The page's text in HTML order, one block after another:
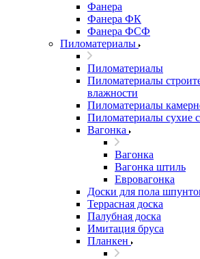
Фанера
Фанера ФК
Фанера ФСФ
Пиломатериалы
Пиломатериалы
Пиломатериалы
влажности
Пиломатериалы
Пиломатериалы сухие
Вагонка
Вагонка
Вагонка штиль
Евровагонка
Доски для пола
Террасная доска
Палубная доска
Имитация бруса
Планкен